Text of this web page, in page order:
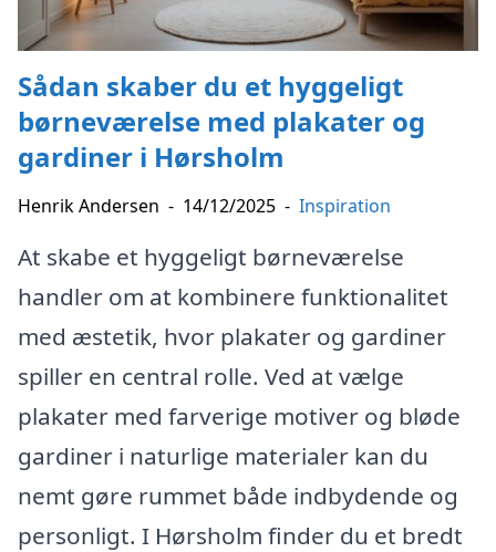
Sådan skaber du et hyggeligt
børneværelse med plakater og
gardiner i Hørsholm
Henrik Andersen - 14/12/2025 - Inspiration
At skabe et hyggeligt børneværelse
handler om at kombinere funktionalitet
med æstetik, hvor plakater og gardiner
spiller en central rolle. Ved at vælge
plakater med farverige motiver og bløde
gardiner i naturlige materialer kan du
nemt gøre rummet både indbydende og
personligt. I Hørsholm finder du et bredt